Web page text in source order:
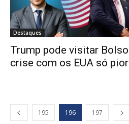
Destaques
Trump pode visitar
crise com os EUA só
195 196 197